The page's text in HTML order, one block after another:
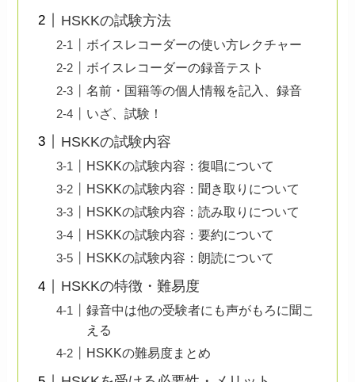
HSKKの試験方法
ボイスレコーダーの使い方レクチャー
ボイスレコーダーの録音テスト
名前・国籍等の個人情報を記入、録音
いざ、試験！
HSKKの試験内容
HSKKの試験内容：復唱について
HSKKの試験内容：聞き取りについて
HSKKの試験内容：読み取りについて
HSKKの試験内容：要約について
HSKKの試験内容：朗読について
HSKKの特徴・難易度
録音中は他の受験者にも声がもろに聞こ
える
HSKKの難易度まとめ